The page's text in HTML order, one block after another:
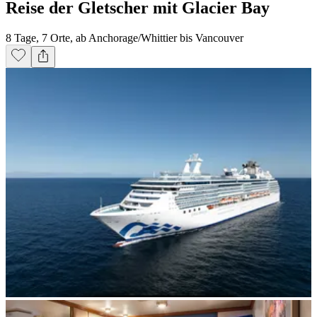
Reise der Gletscher mit Glacier Bay
8 Tage, 7 Orte, ab Anchorage/Whittier bis Vancouver